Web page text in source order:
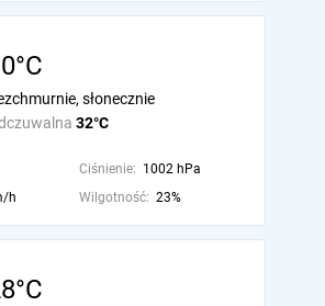
32°C
słonecznie
Ciśnienie: 1002 hPa
h Wilgotność: 23%